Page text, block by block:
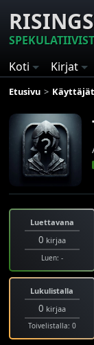
Koti
Kirjat
Etusivu Käyttäjät
Luettavana
0 kirjaa
Luen: -
Lukulistalla
0 kirjaa
Toivelistalla: 0